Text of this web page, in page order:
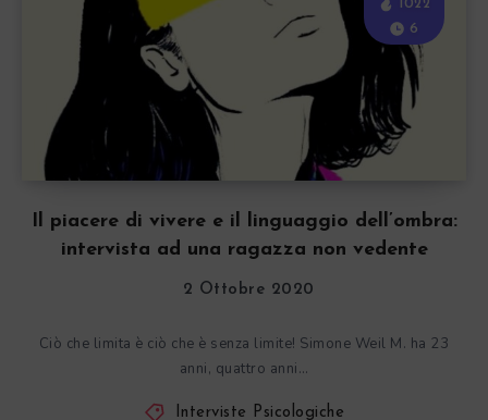
Il piacere di vivere e il linguaggio dell’ombra:
intervista ad una ragazza non vedente
1022
6
2 Ottobre 2020
Ciò che limita è ciò che è senza limite! Simone Weil M. ha 23
anni, quattro anni…
Interviste Psicologiche